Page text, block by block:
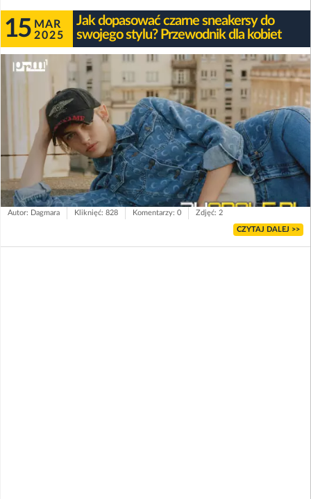
15 MAR
2025
Jak dopasować czarne sneakersy do
swojego stylu? Przewodnik dla kobiet
Autor: Dagmara Kliknięć: 828 Komentarzy: 0 Zdjęć: 2
CZYTAJ DALEJ >>